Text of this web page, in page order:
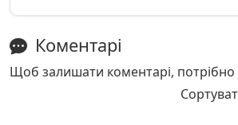
Коментарі
Щоб залишати коментарі, потрібно